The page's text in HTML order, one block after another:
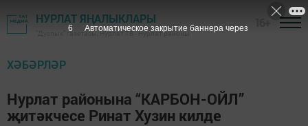
НУРЛАТ ЯҢАЛЫКЛАРЫ
"Дуслык" газетасы, Нурлат ТВ - Нурлат районы
ХӘБӘРЛӘР
Нурлат районына “КАРБОН-ОЙЛ”
җитәкчесе Ринат Хузин килде
6 Автоматическое закрытие баннера через